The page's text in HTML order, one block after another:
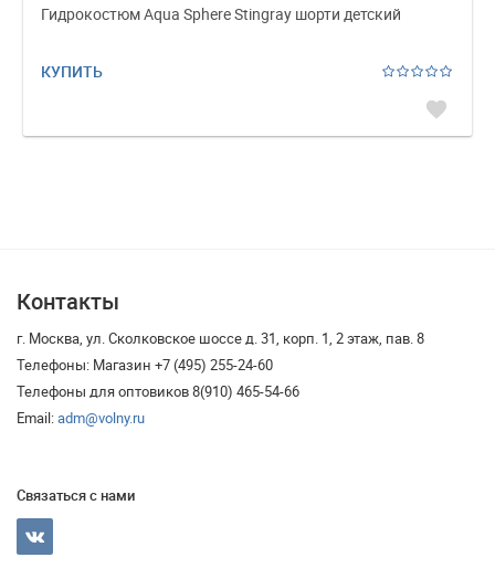
Гидрокостюм Aqua Sphere Stingray шорти детский
КУПИТЬ
favorite
Контакты
г. Москва, ул. Сколковское шоссе д. 31, корп. 1, 2 этаж, пав. 8
Телефоны: Магазин +7 (495) 255-24-60
Телефоны для оптовиков 8(910) 465-54-66
Email:adm@volny.ru
Связаться с нами